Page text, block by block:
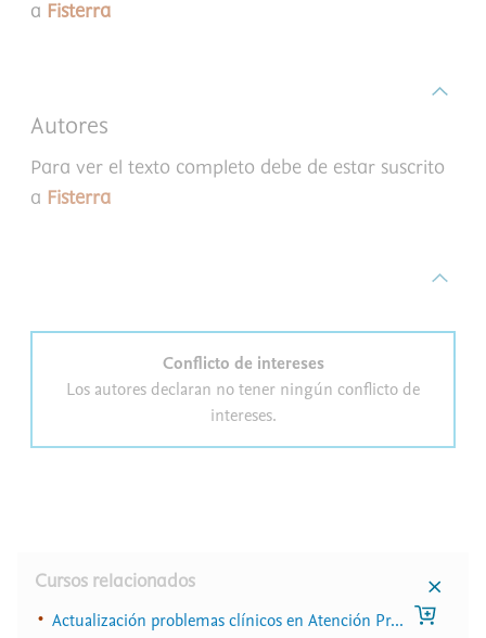
a Fisterra
Autores
Para ver el texto completo debe de estar suscrito
a Fisterra
Conflicto de intereses
Los autores declaran no tener ningún conflicto de
intereses.
Cursos relacionados
Actualización problemas clínicos en Atención Pr...